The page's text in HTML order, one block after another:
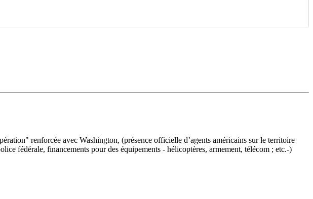
renforcée avec Washington, (présence officielle d’agents américains sur le territoire
fédérale, financements pour des équipements - hélicoptères, armement, télécom ; etc.-)